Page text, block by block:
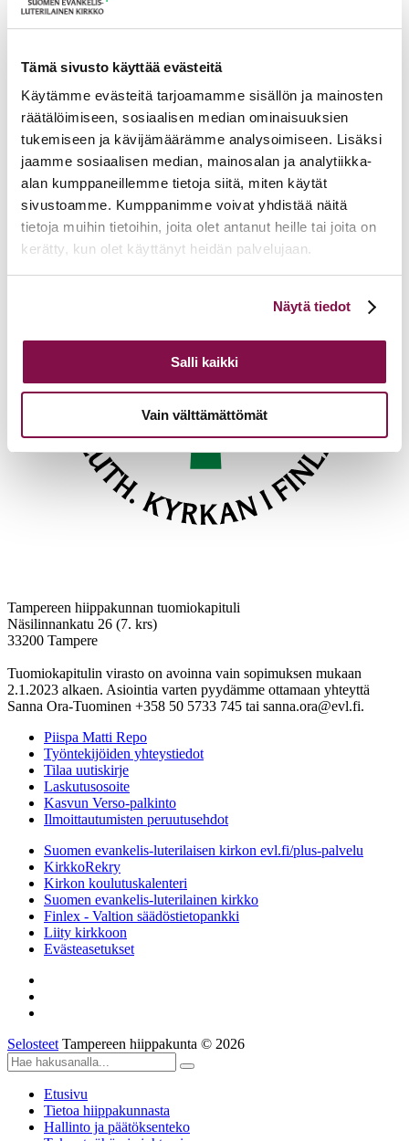
Tämä sivusto käyttää evästeitä
Käytämme evästeitä tarjoamamme sisällön ja mainosten
räätälöimiseen, sosiaalisen median ominaisuuksien
tukemiseen ja kävijämäärämme analysoimiseen. Lisäksi
jaamme sosiaalisen median, mainosalan ja analytiikka-
alan kumppaneillemme tietoja siitä, miten käytät
sivustoamme. Kumppanimme voivat yhdistää näitä
tietoja muihin tietoihin, joita olet antanut heille tai joita on
kerätty, kun olet käyttänyt heidän palvelujaan.
linkistä.
Näytä tiedot
Salli kaikki
Vain välttämättömät
Tulevia tapahtumia
Tuomiokapitulin istunto 19.08.2026
Ikkunoita kristilliseen spiritualiteettiin: Matkakumppanuuden päivä
runojen, taiteen ja luonnon äärellä 25.08.2026
Toimistoväen verkostotapaaminen 08.09.2026
Takaisin tapahtumiin
Tampereen hiippakunnan tuomiokapituli
Näsilinnankatu 26 (7. krs)
33200 Tampere
Tuomiokapitulin virasto on avoinna vain sopimuksen mukaan
2.1.2023 alkaen. Asiointia varten pyydämme ottamaan yhteyttä
Sanna Ora-Tuominen +358 50 5733 745 tai sanna.ora@evl.fi.
Piispa Matti Repo
Työntekijöiden yhteystiedot
Tilaa uutiskirje
Laskutusosoite
Kasvun Verso-palkinto
Ilmoittautumisten peruutusehdot
Suomen evankelis-luterilaisen kirkon evl.fi/plus-palvelu
KirkkoRekry
Kirkon koulutuskalenteri
Suomen evankelis-luterilainen kirkko
Finlex - Valtion säädöstietopankki
Liity kirkkoon
Evästeasetukset
Selosteet Tampereen hiippakunta © 2026
Etusivu
Tietoa hiippakunnasta
Hallinto ja päätöksenteko